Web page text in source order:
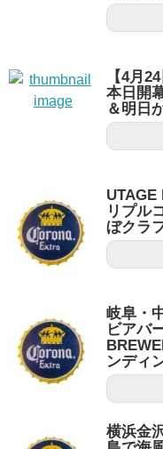
【4月
本日開
＆明日
UTAGE
リプル
ぼクラ
岐阜・
ビアバ
ンディ
横浜金